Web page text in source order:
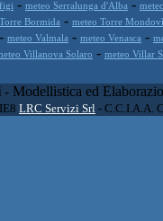
- meteo Serralunga d'Alba -
Bormida - meteo Torre Mondovì
- meteo Valmala - meteo Venasca -
Villanova Solaro - meteo Villar
- Modellistica ed
LRC Servizi Srl - C.C.I.A.A.